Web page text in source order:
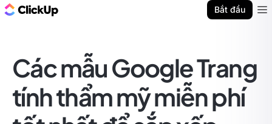
Bắt đầu
Các mẫu Google Trang
tính thẩm mỹ miễn phí